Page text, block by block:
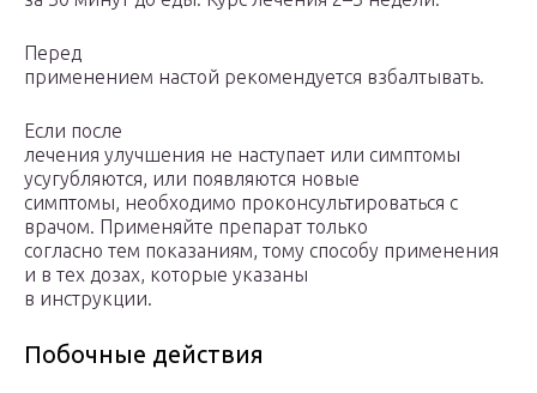
Перед
применением настой рекомендуется взбалтывать.
Если после
лечения улучшения не наступает или симптомы
усугубляются, или появляются новые
симптомы, необходимо проконсультироваться с
врачом. Применяйте препарат только
согласно тем показаниям, тому способу применения
и в тех дозах, которые указаны
в инструкции.
Побочные действия